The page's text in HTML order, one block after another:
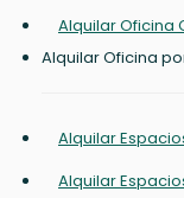
Alquilar Oficina
Alquilar Oficina
Alquilar
Alquilar